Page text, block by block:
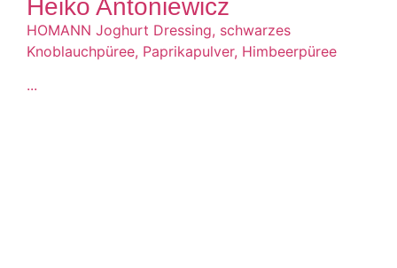
Heiko Antoniewicz
HOMANN Joghurt Dressing, schwarzes
Knoblauchpüree, Paprikapulver, Himbeerpüree
...